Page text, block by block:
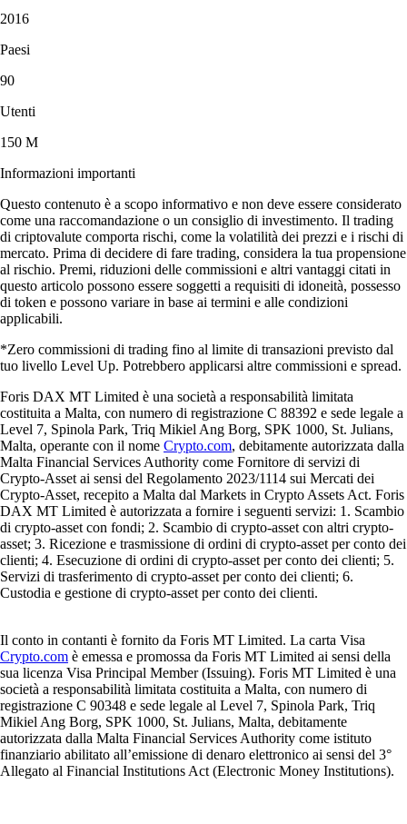
2016
Paesi
90
Utenti
150 M
Informazioni importanti
Questo contenuto è a scopo informativo e non deve essere considerato
come una raccomandazione o un consiglio di investimento. Il trading
di criptovalute comporta rischi, come la volatilità dei prezzi e i rischi di
mercato. Prima di decidere di fare trading, considera la tua propensione
al rischio. Premi, riduzioni delle commissioni e altri vantaggi citati in
questo articolo possono essere soggetti a requisiti di idoneità, possesso
di token e possono variare in base ai termini e alle condizioni
applicabili.
*Zero commissioni di trading fino al limite di transazioni previsto dal
tuo livello Level Up. Potrebbero applicarsi altre commissioni e spread.
Foris DAX MT Limited è una società a responsabilità limitata
costituita a Malta, con numero di registrazione C 88392 e sede legale a
Level 7, Spinola Park, Triq Mikiel Ang Borg, SPK 1000, St. Julians,
Malta, operante con il nome Crypto.com, debitamente autorizzata dalla
Malta Financial Services Authority come Fornitore di servizi di
Crypto-Asset ai sensi del Regolamento 2023/1114 sui Mercati dei
Crypto-Asset, recepito a Malta dal Markets in Crypto Assets Act. Foris
DAX MT Limited è autorizzata a fornire i seguenti servizi: 1. Scambio
di crypto-asset con fondi; 2. Scambio di crypto-asset con altri crypto-
asset; 3. Ricezione e trasmissione di ordini di crypto-asset per conto dei
clienti; 4. Esecuzione di ordini di crypto-asset per conto dei clienti; 5.
Servizi di trasferimento di crypto-asset per conto dei clienti; 6.
Custodia e gestione di crypto-asset per conto dei clienti.
Il conto in contanti è fornito da Foris MT Limited. La carta Visa
Crypto.com è emessa e promossa da Foris MT Limited ai sensi della
sua licenza Visa Principal Member (Issuing). Foris MT Limited è una
società a responsabilità limitata costituita a Malta, con numero di
registrazione C 90348 e sede legale al Level 7, Spinola Park, Triq
Mikiel Ang Borg, SPK 1000, St. Julians, Malta, debitamente
autorizzata dalla Malta Financial Services Authority come istituto
finanziario abilitato all’emissione di denaro elettronico ai sensi del 3°
Allegato al Financial Institutions Act (Electronic Money Institutions).